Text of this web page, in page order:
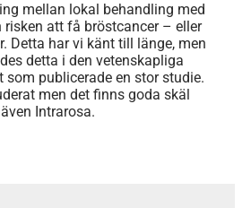
mellan lokal behandling med
att få bröstcancer – eller
Detta har vi känt till länge, men
detta i den vetenskapliga
publicerade en stor studie.
men det finns goda skäl
Intrarosa.